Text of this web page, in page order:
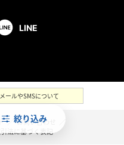
絞り込み
LINE
ールやSMSについて
／ お問い合わせ
法に基づく表記